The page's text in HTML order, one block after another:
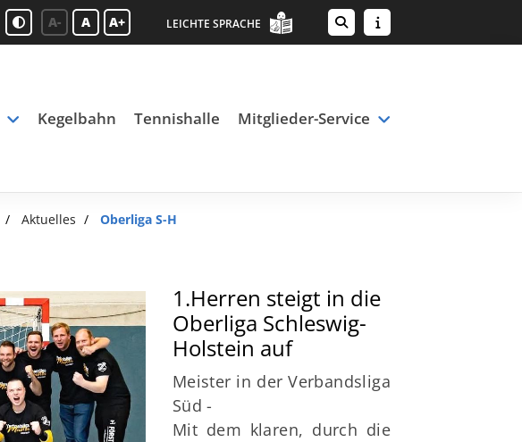
A- A A+ LEICHTE SPRACHE
Kegelbahn Tennishalle Mitglieder-Service
Aktuelles Oberliga S-H
1.Herren steigt in die
Oberliga Schleswig-
Holstein auf
Meister in der Verbandsliga
Süd -
Mit dem klaren, durch die